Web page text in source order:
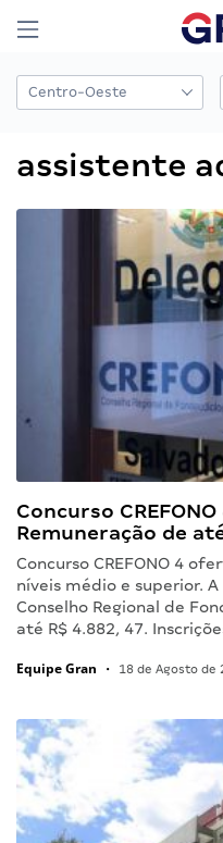
assistente
Concurso
Remuneração de
Concurso CREFONO 4
níveis médio e superior.
Conselho Regional de
até R$ 4.882, 47.
Equipe Gran • 18 de Agosto de